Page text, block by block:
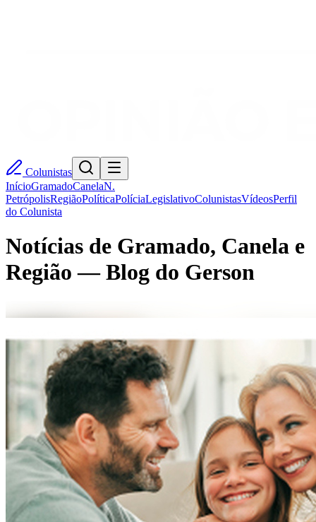
Colunistas
InícioGramadoCanelaN.
PetrópolisRegiãoPolíticaPolíciaLegislativoColunistasVídeosPerfil
do Colunista
Notícias de Gramado, Canela e
Região — Blog do Gerson